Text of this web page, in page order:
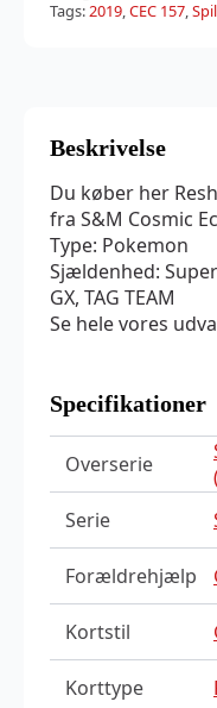
Tags:2019,CEC 157,
Beskrivelse
Du køber her
fra S&M Cosmic
Type: Pokemon
Sjældenhed:
GX, TAG TEAM
Se hele vores
Specifikationer
Overserie
Serie
Forældrehjælp
Kortstil
Korttype